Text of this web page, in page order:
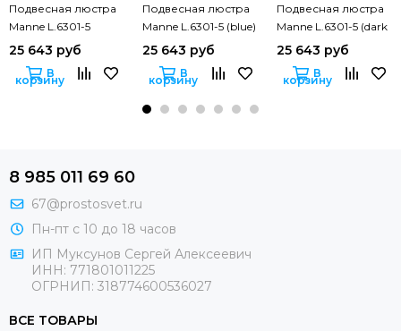
Подвесная люстра
Manne L.6301-5
(black)
25 643 руб
В
корзину
Подвесная люстра
Manne L.6301-5 (blue)
25 643 руб
В
корзину
Подвесная люстра
Manne L.6301-5 (dark
blue)
25 643 руб
В
корзину
8 985 011 69 60
67@prostosvet.ru
Пн-пт с 10 до 18 часов
ИП Муксунов Сергей Алексеевич
ИНН: 771801011225
ОГРНИП: 318774600536027
ВСЕ ТОВАРЫ